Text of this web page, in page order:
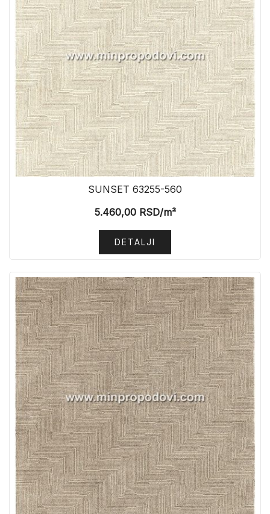
SUNSET 63255-560
5.460,00RSD/m²
DETALJI